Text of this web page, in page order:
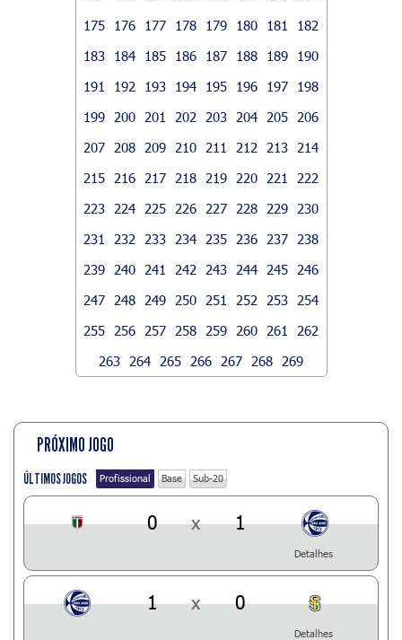
175
176 177 178 179 180 181
182
183
184 185 186 187 188 189
190
191
192 193 194 195 196 197
198
199
200 201 202 203 204 205
206
207
208 209 210 211 212 213
214
215
216 217 218 219 220 221
222
223
224 225 226 227 228 229
230
231
232 233 234 235 236 237
238
239
240 241 242 243 244 245
246
247
248 249 250 251 252 253
254
255
256 257 258 259 260 261
262
263
264 265 266 267 268 269
PRÓXIMO JOGO
ÚLTIMOS JOGOS Profissional Base Sub-20
0 x 1
Detalhes
1 x 0
Detalhes